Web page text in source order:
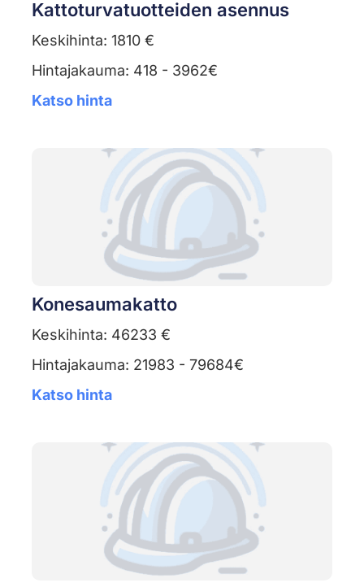
Kattoturvatuotteiden asennus
Keskihinta: 1810 €
Hintajakauma: 418 - 3962€
Katso hinta
Konesaumakatto
Keskihinta: 46233 €
Hintajakauma: 21983 - 79684€
Katso hinta